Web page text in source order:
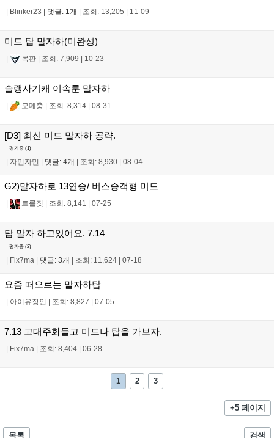
Blinker23 댓글: 1개 조회: 13,205 11-09
미드 탑 말자하(미완성)
목판 조회: 7,909 10-23
솔랭사기캐 이속룬 말자하
모데충 조회: 8,314 08-31
[D3] 최신 미드 말자하 공략.
평가중 (1)
자민자민 댓글: 4개 조회: 8,930 08-04
G2)말자하로 13연승/ 버스승객형 미드
트롤짓 조회: 8,141 07-25
탑 말자 하고있어요. 7.14
평가중 (2)
| Fix7ma | 댓글: 3개 | 조회: 11,624 | 07-18
요즘 떠오르는 말자하탑
| 아이유장인 | 조회: 8,827 | 07-05
7.13 고대주화들고 미드나 탑을 가보자.
| Fix7ma | 조회: 8,404 | 06-28
1 2 3
+5 페이지
목록 검색